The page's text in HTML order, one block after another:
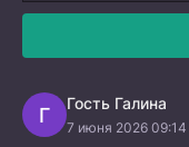
Г Гость Галина
7 июня 2026 09:14